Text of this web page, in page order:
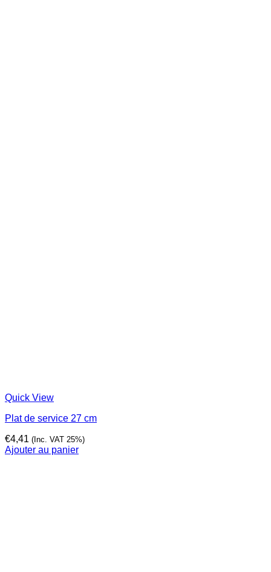
Quick View
Plat de service 27 cm
€4,41 (Inc. VAT 25%)
Ajouter au panier